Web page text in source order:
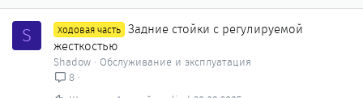
S Ходовая часть Задние стойки с регулируемой
жесткостью
Shadow
Обслуживание и эксплуатация
8